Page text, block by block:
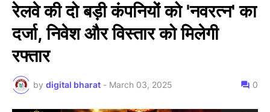
रेलवे की दो बड़ी कंपनियों को 'नवरत्न' का
दर्जा, निवेश और विस्तार को मिलेगी
रफ्तार
by digital bharat - March 03, 2025 0